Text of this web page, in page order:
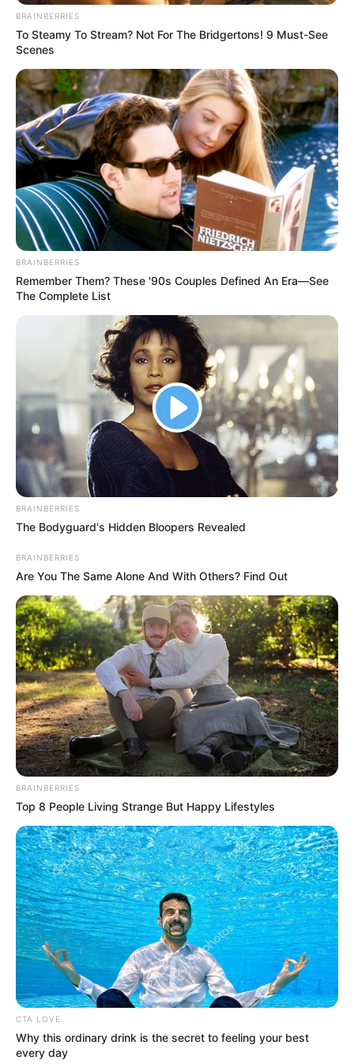
Περισσότερα νέα από την Εύβοια
Μερομήνια 2026 – 2027: Τι καιρό θα κάνει τις
επόμενες μέρες;
Κάθε πότε κληρώνει το τζόκερ, ποιες οι μέρες;
Πότε ανοίγουν οι εγγραφές για τα
Πανεπιστήμια 2026 – Ημερομηνίες για
πρωτοετείς
Ακολουθήστε το evianews.com στο Google
News
ΤΑ ΠΙΟ ΔΗΜΟΦΙΛΗ
BRAINBERRIES
To Steamy To Stream? Not For The Bridgertons! 9 Must-See
Scenes
BRAINBERRIES
Remember Them? These '90s Couples Defined An Era—See
The Complete List
BRAINBERRIES
The Bodyguard's Hidden Bloopers Revealed
BRAINBERRIES
Are You The Same Alone And With Others? Find Out
BRAINBERRIES
Top 8 People Living Strange But Happy Lifestyles
CTA LOVE
Why this ordinary drink is the secret to feeling your best
every day